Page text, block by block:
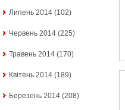
Липень 2014 (102)
Червень 2014 (225)
Травень 2014 (170)
Квітень 2014 (189)
Березень 2014 (208)